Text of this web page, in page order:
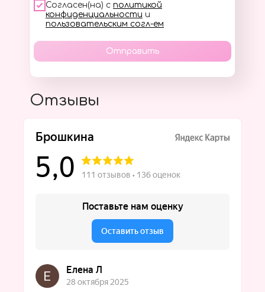
Согласен(на) с политикой
конфиденциальности и
пользовательским согл-ем
Отправить
Отзывы